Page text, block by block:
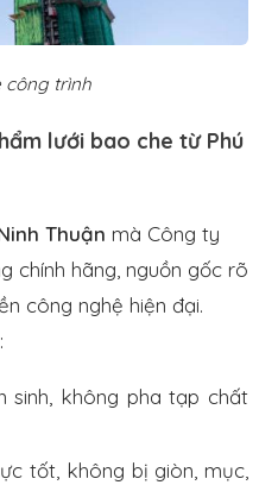
công trình
lưới bao che từ Phú
Thuận mà Công ty
chính hãng, nguồn gốc rõ
công nghệ hiện đại.
sinh, không pha tạp chất
tốt, không bị giòn, mục,